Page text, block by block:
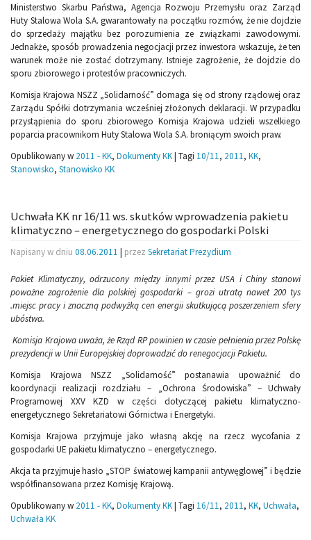
Ministerstwo Skarbu Państwa, Agencja Rozwoju Przemysłu oraz Zarząd
Huty Stalowa Wola S.A. gwarantowały na początku rozmów, że nie dojdzie
do sprzedaży majątku bez porozumienia ze związkami zawodowymi.
Jednakże, sposób prowadzenia negocjacji przez inwestora wskazuje, że ten
warunek może nie zostać dotrzymany. Istnieje zagrożenie, że dojdzie do
sporu zbiorowego i protestów pracowniczych.
Komisja Krajowa NSZZ „Solidarność” domaga się od strony rządowej oraz
Zarządu Spółki dotrzymania wcześniej złożonych deklaracji. W przypadku
przystąpienia do sporu zbiorowego Komisja Krajowa udzieli wszelkiego
poparcia pracownikom Huty Stalowa Wola S.A. broniącym swoich praw.
Opublikowany w 2011 - KK, Dokumenty KK| Tagi 10/11, 2011, KK,
Stanowisko, Stanowisko KK
Uchwała KK nr 16/11 ws. skutków wprowadzenia pakietu
klimatyczno – energetycznego do gospodarki Polski
Napisany w dniu 08.06.2011 | przez Sekretariat Prezydium
Pakiet Klimatyczny, odrzucony między innymi przez USA i Chiny stanowi
poważne zagrożenie dla polskiej gospodarki – grozi utratą nawet 200 tys
.miejsc pracy i znaczną podwyżką cen energii skutkującą poszerzeniem sfery
ubóstwa.
Komisja Krajowa uważa, że Rząd RP powinien w czasie pełnienia przez Polskę
prezydencji w Unii Europejskiej doprowadzić do renegocjacji Pakietu.
Komisja Krajowa NSZZ „Solidarność” postanawia upoważnić do
koordynacji realizacji rozdziału – „Ochrona Środowiska” – Uchwały
Programowej XXV KZD w części dotyczącej pakietu klimatyczno-
energetycznego Sekretariatowi Górnictwa i Energetyki.
Komisja Krajowa przyjmuje jako własną akcję na rzecz wycofania z
gospodarki UE pakietu klimatyczno – energetycznego.
Akcja ta przyjmuje hasło „STOP światowej kampanii antywęglowej” i będzie
współfinansowana przez Komisję Krajową.
Opublikowany w 2011 - KK, Dokumenty KK| Tagi 16/11, 2011, KK, Uchwała,
Uchwała KK